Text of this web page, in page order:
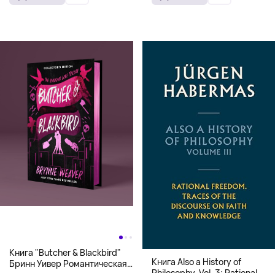
Книга "Butcher & Blackbird"
Бринн Уивер Романтическая
Книга Also a History of